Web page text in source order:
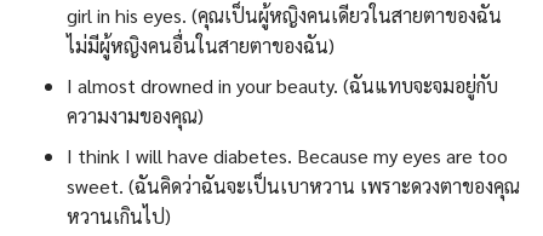
girl in his eyes. (คุณเป็นผู้หญิงคนเดียวในสายตาของฉัน
ไม่มีผู้หญิงคนอื่นในสายตาของฉัน)
I almost drowned in your beauty. (ฉันแทบจะจมอยู่กับ
ความงามของคุณ)
I think I will have diabetes. Because my eyes are too
sweet. (ฉันคิดว่าฉันจะเป็นเบาหวาน เพราะดวงตาของคุณ
หวานเกินไป)